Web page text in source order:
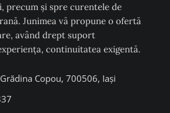
precum şi spre curentele de
Junimea vă propune o ofertă
având drept suport
continuitatea exigentă.
Copou, 700506, Iași